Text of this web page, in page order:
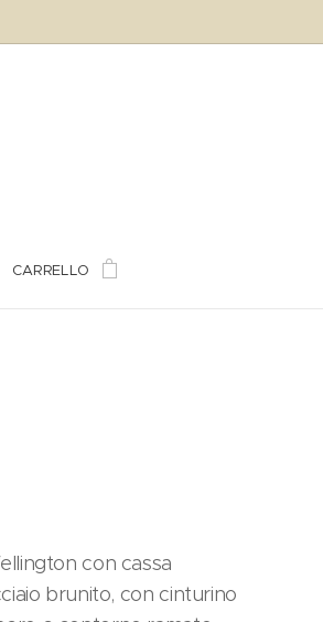
CARRELLO
con cassa
brunito, con cinturino